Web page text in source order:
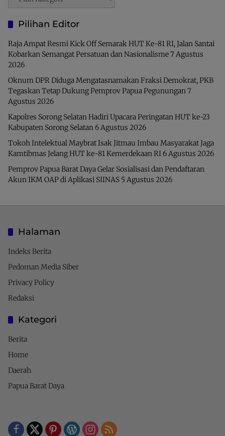
Pilihan Editor
Raja Ampat Resmi Kick Off Semarak HUT Ke-81 RI, Jalan Santai
Kobarkan Semangat Persatuan dan Nasionalisme7 Agustus
2026
Oknum DPR Diduga Mengatasnamakan Fraksi Demokrat, PKB
Tegaskan Tetap Dukung Pemprov Papua Pegunungan7
Agustus 2026
Kapolres Sorong Selatan Hadiri Upacara Peringatan HUT ke-23
Kabupaten Sorong Selatan6 Agustus 2026
Tokoh Intelektual Maybrat Isak Jitmau Imbau Masyarakat Jaga
Kamtibmas Jelang HUT ke-81 Kemerdekaan RI6 Agustus 2026
Pemprov Papua Barat Daya Gelar Sosialisasi dan Pendaftaran
Akun IKM OAP di Aplikasi SIINAS 5 Agustus 2026
Halaman
Indeks Berita
Pedoman Media Siber
Privacy Policy
Redaksi
Kategori
Berita
Home
Daerah
Papua Barat Daya